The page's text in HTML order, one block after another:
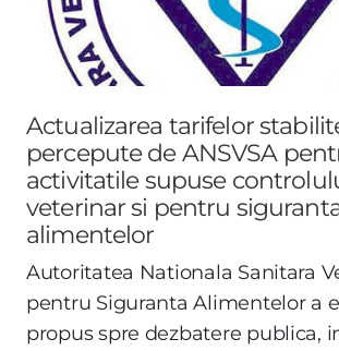
Actualizarea tarifelor
percepute de ANSVSA
activitatile supuse
veterinar si pentru
alimentelor
Autoritatea Nationala Sanitara
pentru Siguranta Alimentelor a
propus spre dezbatere publica,